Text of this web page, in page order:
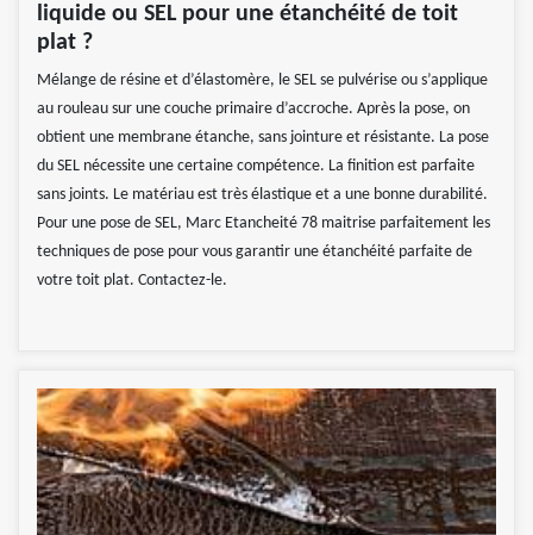
liquide ou SEL pour une étanchéité de toit
plat ?
Mélange de résine et d’élastomère, le SEL se pulvérise ou s’applique
au rouleau sur une couche primaire d’accroche. Après la pose, on
obtient une membrane étanche, sans jointure et résistante. La pose
du SEL nécessite une certaine compétence. La finition est parfaite
sans joints. Le matériau est très élastique et a une bonne durabilité.
Pour une pose de SEL, Marc Etancheité 78 maitrise parfaitement les
techniques de pose pour vous garantir une étanchéité parfaite de
votre toit plat. Contactez-le.